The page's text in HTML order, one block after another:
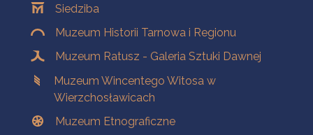
Siedziba
Muzeum Historii Tarnowa i Regionu
Muzeum Ratusz - Galeria Sztuki Dawnej
Muzeum Wincentego Witosa w
Wierzchosławicach
Muzeum Etnograficzne